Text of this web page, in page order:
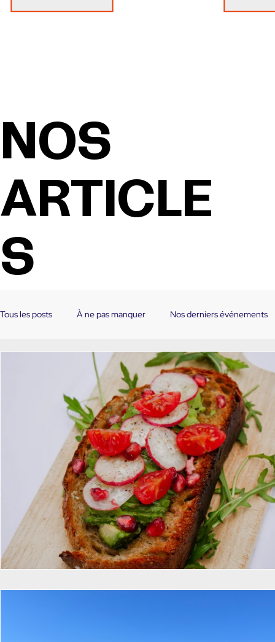
NOS
ARTICLE
S
Tous les posts À ne pas manquer Nos derniers événements